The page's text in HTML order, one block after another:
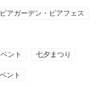
ビアガーデン・ビアフェス
ント 七夕まつり
ント